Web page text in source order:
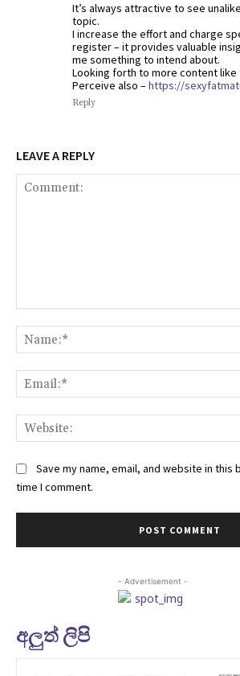
It’s always attractive to see
topic.
I increase the effort and charge
register – it provides valuable
me something to intend about.
Looking forth to more content like
Perceive also –https://
Reply
LEAVE A REPLY
Save my name, email, and website in
time I comment.
- Advertisement -
අලුත් ලිපි